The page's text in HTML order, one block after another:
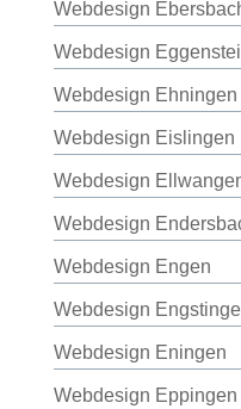
Webdesign
Webdesign
Webdesign Ehningen
Webdesign Eislingen
Webdesign
Webdesign
Webdesign Engen
Webdesign
Webdesign Eningen
Webdesign Eppingen